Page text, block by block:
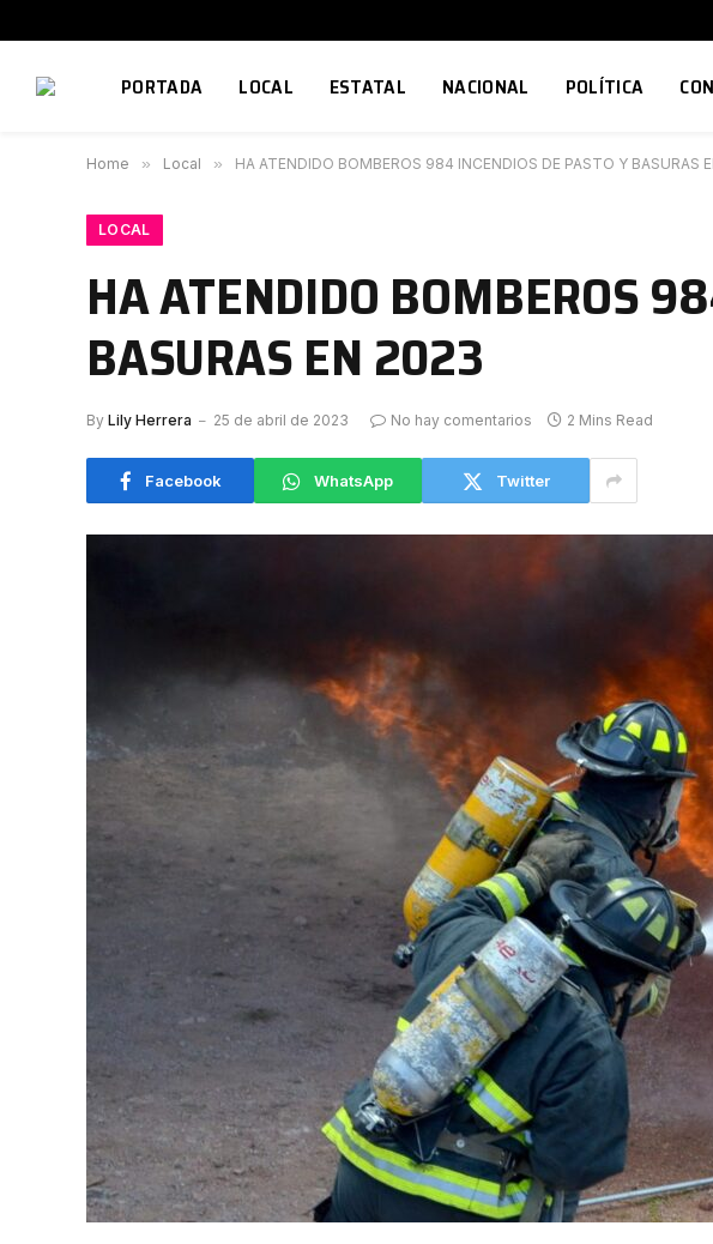
PORTADA LOCAL ESTATAL NACIONAL POLÍTICA
Home » Local » HA ATENDIDO BOMBEROS 984 INCENDIOS DE PASTO Y BASURAS
LOCAL
HA ATENDIDO BOMBEROS
BASURAS EN 2023
By Lily Herrera 25 de abril de 2023 No hay comentarios 2 Mins Read
Facebook WhatsApp Twitter